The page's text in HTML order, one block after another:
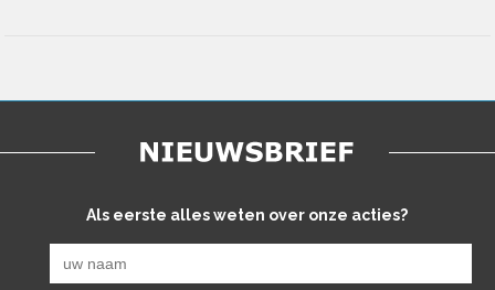
Als eerste alles weten over onze acties?